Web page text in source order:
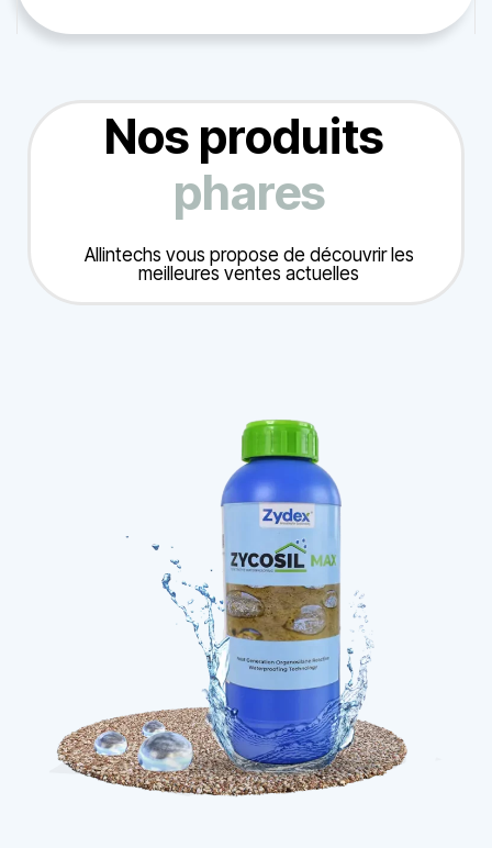
Nos produits
phares
Allintechs vous propose de découvrir les
meilleures ventes actuelles